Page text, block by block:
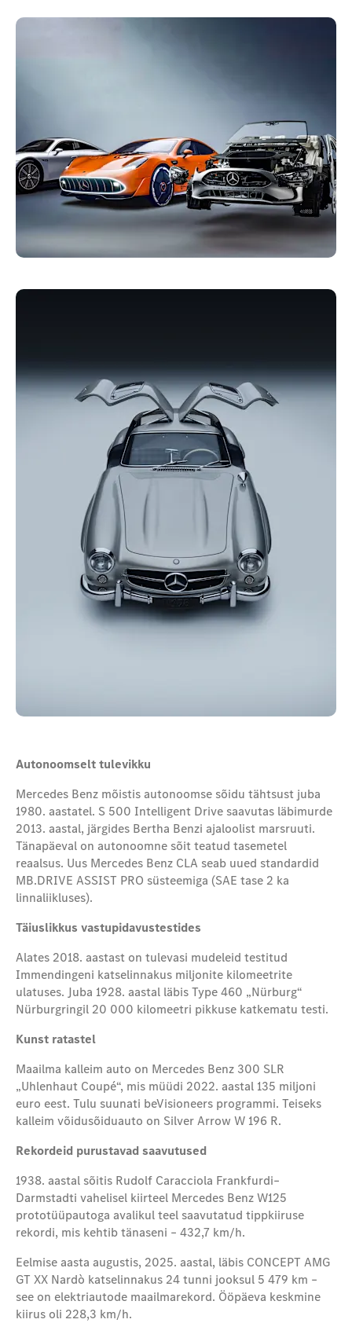
Autonoomselt tulevikku
Mercedes Benz mõistis autonoomse sõidu tähtsust juba
1980. aastatel. S 500 Intelligent Drive saavutas läbimurde
2013. aastal, järgides Bertha Benzi ajaloolist marsruuti.
Tänapäeval on autonoomne sõit teatud tasemetel
reaalsus. Uus Mercedes Benz CLA seab uued standardid
MB.DRIVE ASSIST PRO süsteemiga (SAE tase 2 ka
linnaliikluses).
Täiuslikkus vastupidavustestides
Alates 2018. aastast on tulevasi mudeleid testitud
Immendingeni katselinnakus miljonite kilomeetrite
ulatuses. Juba 1928. aastal läbis Type 460 „Nürburg“
Nürburgringil 20 000 kilomeetri pikkuse katkematu testi.
Kunst ratastel
Maailma kalleim auto on Mercedes Benz 300 SLR
„Uhlenhaut Coupé“, mis müüdi 2022. aastal 135 miljoni
euro eest. Tulu suunati beVisioneers programmi. Teiseks
kalleim võidusõiduauto on Silver Arrow W 196 R.
Rekordeid purustavad saavutused
1938. aastal sõitis Rudolf Caracciola Frankfurdi–
Darmstadti vahelisel kiirteel Mercedes Benz W125
prototüüpautoga avalikul teel saavutatud tippkiiruse
rekordi, mis kehtib tänaseni – 432,7 km/h.
Eelmise aasta augustis, 2025. aastal, läbis CONCEPT AMG
GT XX Nardò katselinnakus 24 tunni jooksul 5 479 km –
see on elektriautode maailmarekord. Ööpäeva keskmine
kiirus oli 228,3 km/h.